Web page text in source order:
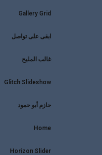
Gallery Grid
ابقى على تواصل
غالب المليح
Glitch Slideshow
حازم أبو حمود
Home
Horizon Slider